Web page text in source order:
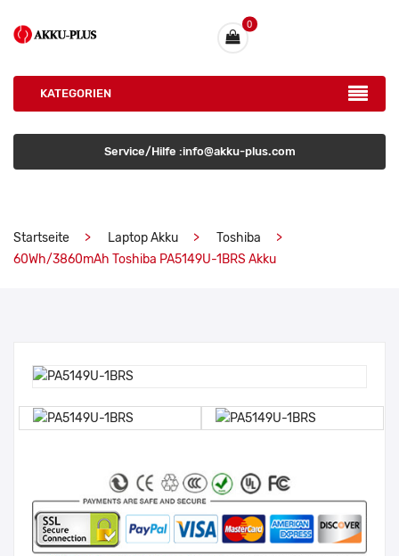
0
KATEGORIEN
Service/Hilfe :info@akku-plus.com
Startseite Laptop Akku
Toshiba
60Wh/3860mAh Toshiba PA5149U-1BRS Akku